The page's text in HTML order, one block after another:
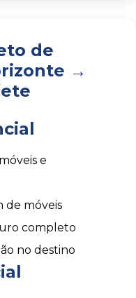
de
→
e
de móveis
completo
no destino